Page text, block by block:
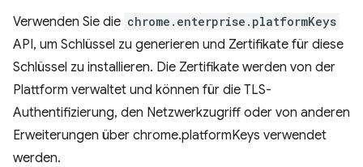
Verwenden Sie die chrome.enterprise.platformKeys
API, um Schlüssel zu generieren und Zertifikate für diese
Schlüssel zu installieren. Die Zertifikate werden von der
Plattform verwaltet und können für die TLS-
Authentifizierung, den Netzwerkzugriff oder von anderen
Erweiterungen über chrome.platformKeys verwendet
werden.